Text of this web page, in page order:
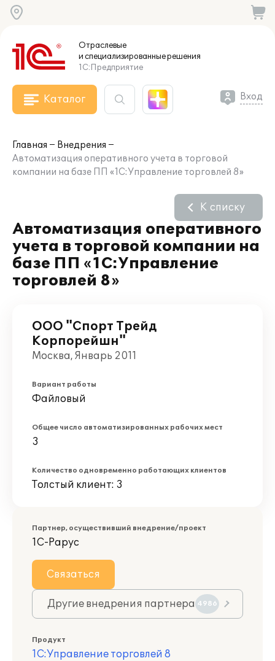
Отраслевые
и специализированныерешения
1С:Предприятие
Каталог Вход
Главная
Внедрения
Автоматизация оперативного учета в торговой
компании на базе ПП «1С:Управление торговлей 8»
Автоматизация оперативного
учета в торговой компании на
базе ПП «1С:Управление
торговлей 8»
К списку
ООО "Спорт Трейд
Корпорейшн"
Москва, Январь 2011
Вариант работы
Файловый
Общее число автоматизированных рабочих мест
3
Количество одновременно работающих клиентов
Толстый клиент: 3
Партнер, осуществивший внедрение/проект
1С-Рарус
Связаться
Другие внедрения партнера 4986
Продукт
1С:Управление торговлей 8